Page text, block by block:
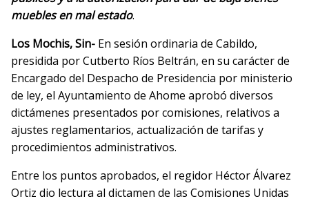
muebles en mal estado.
Los Mochis, Sin- En sesión ordinaria de Cabildo,
presidida por Cutberto Ríos Beltrán, en su carácter de
Encargado del Despacho de Presidencia por ministerio
de ley, el Ayuntamiento de Ahome aprobó diversos
dictámenes presentados por comisiones, relativos a
ajustes reglamentarios, actualización de tarifas y
procedimientos administrativos.
Entre los puntos aprobados, el regidor Héctor Álvarez
Ortiz dio lectura al dictamen de las Comisiones Unidas